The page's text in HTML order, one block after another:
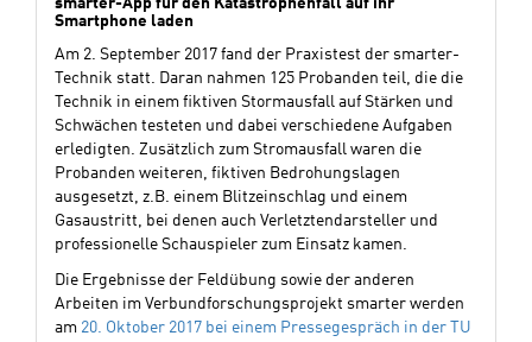
smarter-App für den Katastrophenfall auf ihr
Smartphone laden
Am 2. September 2017 fand der Praxistest der smarter-
Technik statt. Daran nahmen 125 Probanden teil, die die
Technik in einem fiktiven Stormausfall auf Stärken und
Schwächen testeten und dabei verschiedene Aufgaben
erledigten. Zusätzlich zum Stromausfall waren die
Probanden weiteren, fiktiven Bedrohungslagen
ausgesetzt, z.B. einem Blitzeinschlag und einem
Gasaustritt, bei denen auch Verletztendarsteller und
professionelle Schauspieler zum Einsatz kamen.
Die Ergebnisse der Feldübung sowie der anderen
Arbeiten im Verbundforschungsprojekt smarter werden
am 20. Oktober 2017 bei einem Pressegespräch in der TU